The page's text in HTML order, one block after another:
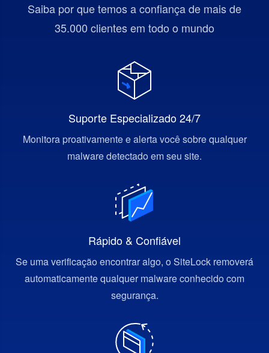
Saiba por que temos a confiança de mais de
35.000 clientes em todo o mundo
Suporte Especializado 24/7
Monitora proativamente e alerta você sobre qualquer
malware detectado em seu site.
Rápido & Confiável
Se uma verificação encontrar algo, o SiteLock removerá
automaticamente qualquer malware conhecido com
segurança.